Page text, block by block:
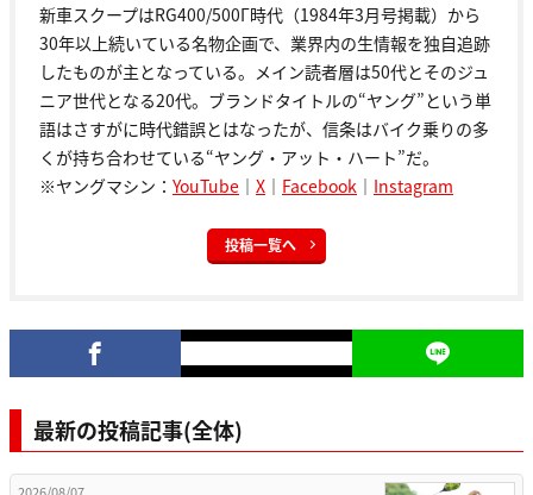
新車スクープはRG400/500Γ時代（1984年3月号掲載）から
30年以上続いている名物企画で、業界内の生情報を独自追跡
したものが主となっている。メイン読者層は50代とそのジュ
ニア世代となる20代。ブランドタイトルの“ヤング”という単
語はさすがに時代錯誤とはなったが、信条はバイク乗りの多
くが持ち合わせている“ヤング・アット・ハート”だ。
※ヤングマシン： YouTube ｜ X ｜ Facebook ｜ Instagram
投稿一覧へ
最新の投稿記事(全体)